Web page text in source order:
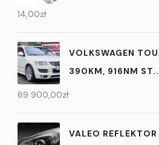
14,00zł
VOLKSWAGEN
390KM, 916NM
89 900,00zł
VALEO